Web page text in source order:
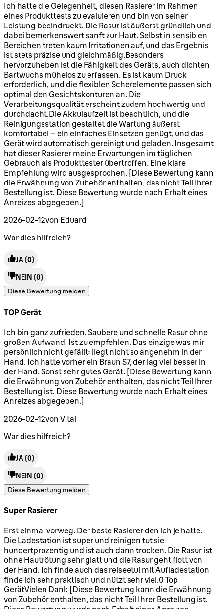
5 Sterne von maximal 5
Ich hatte die Gelegenheit, diesen Rasierer im Rahmen
eines Produkttests zu evaluieren und bin von seiner
Leistung beeindruckt. Die Rasur ist äußerst gründlich und
dabei bemerkenswert sanft zur Haut. Selbst in sensiblen
Bereichen treten kaum Irritationen auf, und das Ergebnis
ist stets präzise und gleichmäßig.Besonders
hervorzuheben ist die Fähigkeit des Geräts, auch dichten
Bartwuchs mühelos zu erfassen. Es ist kaum Druck
erforderlich, und die flexiblen Scherelemente passen sich
optimal den Gesichtskonturen an. Die
Verarbeitungsqualität erscheint zudem hochwertig und
durchdacht.Die Akkulaufzeit ist beachtlich, und die
Reinigungsstation gestaltet die Wartung äußerst
komfortabel – ein einfaches Einsetzen genügt, und das
Gerät wird automatisch gereinigt und geladen. Insgesamt
hat dieser Rasierer meine Erwartungen im täglichen
Gebrauch als Produkttester übertroffen. Eine klare
Empfehlung wird ausgesprochen. [Diese Bewertung kann
die Erwähnung von Zubehör enthalten, das nicht Teil Ihrer
Bestellung ist. Diese Bewertung wurde nach Erhalt eines
Anreizes abgegeben.]
2026-02-12von Eduard
War dies hilfreich?
JA (0)
NEIN (0)
Diese Bewertung melden
TOP Gerät
5 Sterne von maximal 5
Ich bin ganz zufrieden. Saubere und schnelle Rasur ohne
großen Aufwand. Ist zu empfehlen. Das einzige was mir
persönlich nicht gefällt: liegt nicht so angenehm in der
Hand. Ich hatte vorher ein Braun S7, der lag viel besser in
der Hand. Sonst sehr gutes Gerät. [Diese Bewertung kann
die Erwähnung von Zubehör enthalten, das nicht Teil Ihrer
Bestellung ist. Diese Bewertung wurde nach Erhalt eines
Anreizes abgegeben.]
2026-02-12von Vital
War dies hilfreich?
JA (0)
NEIN (0)
Diese Bewertung melden
Super Rasierer
5 Sterne von maximal 5
Erst einmal vorweg. Der beste Rasierer den ich je hatte.
Die Ladestation ist super und reinigen tut sie
hundertprozentig und ist auch dann trocken. Die Rasur ist
ohne Hautrötung sehr glatt und die Rasur geht flott von
der Hand. Ich finde auch das reiseetui mit Aufladestation
finde ich sehr praktisch und nützt sehr viel.0 Top
GerätVielen Dank [Diese Bewertung kann die Erwähnung
von Zubehör enthalten, das nicht Teil Ihrer Bestellung ist.